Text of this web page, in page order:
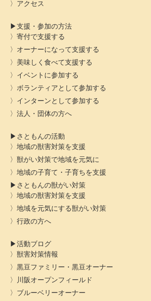
アクセス
支援・参加の方法
寄付で支援する
オーナーになって支援する
美味しく食べて支援する
イベントに参加する
ボランティアとして参加する
インターンとして参加する
法人・団体の方へ
さともんの活動
地域の獣害対策を支援
獣がい対策で地域を元気に
地域の子育て・子育ちを支援
さともんの獣がい対策
地域の獣害対策を支援
地域を元気にする獣がい対策
行政の方へ
活動ブログ
獣害対策情報
黒豆ファミリー・黒豆オーナー
川阪オープンフィールド
ブルーベリーオーナー